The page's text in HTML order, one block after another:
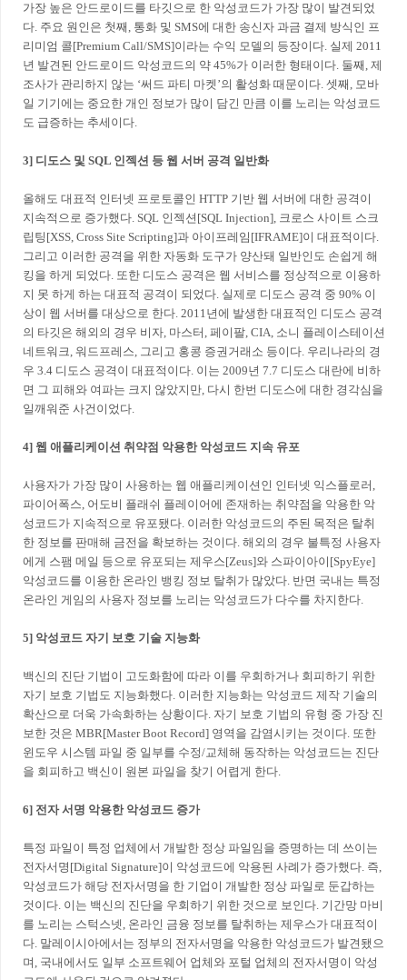
가장 높은 안드로이드를 타깃으로 한 악성코드가 가장 많이 발견되었
다. 주요 원인은 첫째, 통화 및 SMS에 대한 송신자 과금 결제 방식인 프
리미엄 콜[Premium Call/SMS]이라는 수익 모델의 등장이다. 실제 2011
년 발견된 안드로이드 악성코드의 약 45%가 이러한 형태이다. 둘째, 제
조사가 관리하지 않는 ‘써드 파티 마켓’의 활성화 때문이다. 셋째, 모바
일 기기에는 중요한 개인 정보가 많이 담긴 만큼 이를 노리는 악성코드
도 급증하는 추세이다.
3] 디도스 및 SQL 인젝션 등 웹 서버 공격 일반화
올해도 대표적 인터넷 프로토콜인 HTTP 기반 웹 서버에 대한 공격이
지속적으로 증가했다. SQL 인젝션[SQL Injection], 크로스 사이트 스크
립팅[XSS, Cross Site Scripting]과 아이프레임[IFRAME]이 대표적이다.
그리고 이러한 공격을 위한 자동화 도구가 양산돼 일반인도 손쉽게 해
킹을 하게 되었다. 또한 디도스 공격은 웹 서비스를 정상적으로 이용하
지 못 하게 하는 대표적 공격이 되었다. 실제로 디도스 공격 중 90% 이
상이 웹 서버를 대상으로 한다. 2011년에 발생한 대표적인 디도스 공격
의 타깃은 해외의 경우 비자, 마스터, 페이팔, CIA, 소니 플레이스테이션
네트워크, 워드프레스, 그리고 홍콩 증권거래소 등이다. 우리나라의 경
우 3.4 디도스 공격이 대표적이다. 이는 2009년 7.7 디도스 대란에 비하
면 그 피해와 여파는 크지 않았지만, 다시 한번 디도스에 대한 경각심을
일깨워준 사건이었다.
4] 웹 애플리케이션 취약점 악용한 악성코드 지속 유포
사용자가 가장 많이 사용하는 웹 애플리케이션인 인터넷 익스플로러,
파이어폭스, 어도비 플래쉬 플레이어에 존재하는 취약점을 악용한 악
성코드가 지속적으로 유포됐다. 이러한 악성코드의 주된 목적은 탈취
한 정보를 판매해 금전을 확보하는 것이다. 해외의 경우 불특정 사용자
에게 스팸 메일 등으로 유포되는 제우스[Zeus]와 스파이아이[SpyEye]
악성코드를 이용한 온라인 뱅킹 정보 탈취가 많았다. 반면 국내는 특정
온라인 게임의 사용자 정보를 노리는 악성코드가 다수를 차지한다.
5] 악성코드 자기 보호 기술 지능화
백신의 진단 기법이 고도화함에 따라 이를 우회하거나 회피하기 위한
자기 보호 기법도 지능화했다. 이러한 지능화는 악성코드 제작 기술의
확산으로 더욱 가속화하는 상황이다. 자기 보호 기법의 유형 중 가장 진
보한 것은 MBR[Master Boot Record] 영역을 감염시키는 것이다. 또한
윈도우 시스템 파일 중 일부를 수정/교체해 동작하는 악성코드는 진단
을 회피하고 백신이 원본 파일을 찾기 어렵게 한다.
6] 전자 서명 악용한 악성코드 증가
특정 파일이 특정 업체에서 개발한 정상 파일임을 증명하는 데 쓰이는
전자서명[Digital Signature]이 악성코드에 악용된 사례가 증가했다. 즉,
악성코드가 해당 전자서명을 한 기업이 개발한 정상 파일로 둔갑하는
것이다. 이는 백신의 진단을 우회하기 위한 것으로 보인다. 기간망 마비
를 노리는 스턱스넷, 온라인 금융 정보를 탈취하는 제우스가 대표적이
다. 말레이시아에서는 정부의 전자서명을 악용한 악성코드가 발견됐으
며, 국내에서도 일부 소프트웨어 업체와 포털 업체의 전자서명이 악성